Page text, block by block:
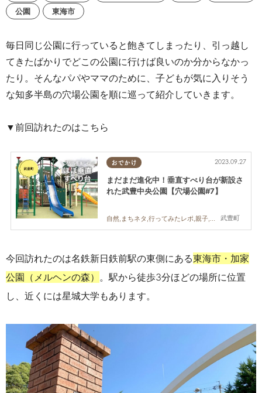
公園
東海市
毎日同じ公園に行っていると飽きてしまったり、引っ越し
てきたばかりでどこの公園に行けば良いのか分からなかっ
たり。そんなパパやママのために、子どもが気に入りそう
な知多半島の穴場公園を順に巡って紹介していきます。
▼前回訪れたのはこちら
おでかけ
武豊町
2023.09.27
まだまだ進化中！垂直すべり台が新設さ
れた武豊中央公園【穴場公園#7】
自然,まちネタ,行ってみたレポ,親子,公園穴場,公園
今回訪れたのは名鉄新日鉄前駅の東側にある東海市・加家
公園（メルヘンの森） 。駅から徒歩3分ほどの場所に位置
し、 近くには星城大学もあります。